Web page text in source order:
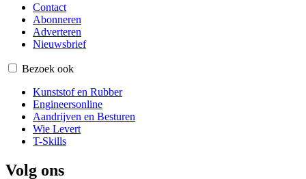
Contact
Abonneren
Adverteren
Nieuwsbrief
Bezoek ook
Kunststof en Rubber
Engineersonline
Aandrijven en Besturen
Wie Levert
T-Skills
Volg ons